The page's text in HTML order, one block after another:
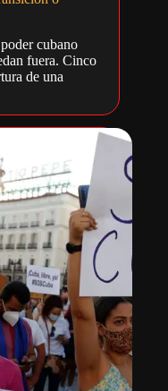
cubano
fuera. Cinco
de una